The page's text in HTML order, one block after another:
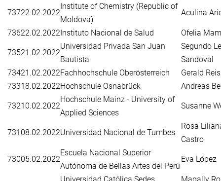
73722.02.2022
Institute of Chemistry (Republic of
Moldova)
Aculina
73622.02.2022 Instituto Nacional de Salud Ofelia
73521.02.2022
Universidad Privada San Juan
Bautista
Segundo
Sandoval
73421.02.2022Fachhochschule Oberösterreich
Gerald
73318.02.2022Hochschule Osnabrück Andreas
73210.02.2022
Hochschule Mainz - University of
Applied Sciences
Susanne
731 08.02.2022Universidad Nacional de Tumbes
Rosa
Castro
73005.02.2022
Escuela Nacional Superior
Autónoma de Bellas Artes del Perú
Eva López